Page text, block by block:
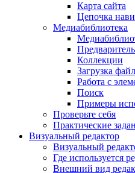
Карта сайта
Цепочка
Медиабиблиотека
Коллекции
Загрузка
Работа с
Поиск
Примеры
Проверьте себя
Практические
Визуальный редактор
Визуальный
Где используется
Внешний вид